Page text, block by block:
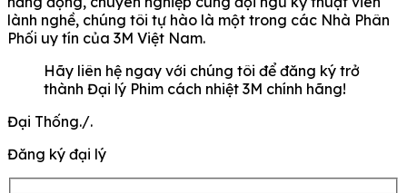
lành nghề, chúng tôi tự hào là một trong các Nhà Phân
Phối uy tín của 3M Việt Nam.
Hãy liên hệ ngay với chúng tôi để đăng ký trở
thành Đại lý Phim cách nhiệt 3M chính hãng!
Đại Thống./.
Đăng ký đại lý